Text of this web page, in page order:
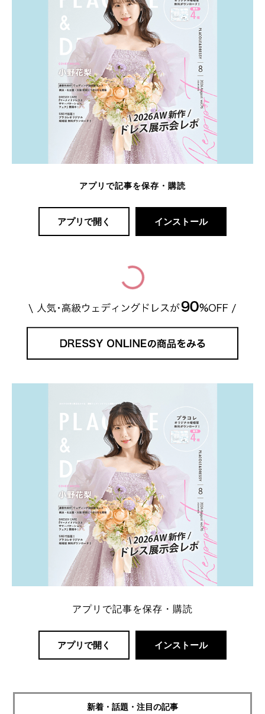
アプリで記事を保存・購読
アプリで開く インストール
アプリで記事を保存・購読
アプリで開く インストール
新着・話題・注目の記事